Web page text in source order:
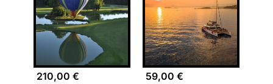
210,00 € 59,00 €